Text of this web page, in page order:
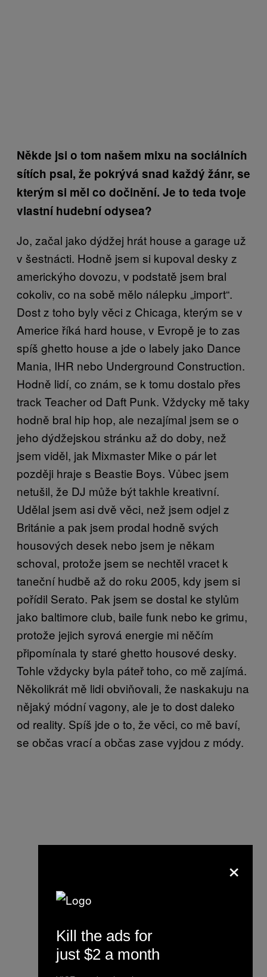
Někde jsi o tom našem mixu na sociálních
sítích psal, že pokrývá snad každý žánr, se
kterým si měl co dočinění. Je to teda tvoje
vlastní hudební odysea?
Jo, začal jako dýdžej hrát house a garage už
v šestnácti. Hodně jsem si kupoval desky z
americkýho dovozu, v podstatě jsem bral
cokoliv, co na sobě mělo nálepku „import“.
Dost z toho byly věci z Chicaga, kterým se v
Americe říká hard house, v Evropě je to zas
spíš ghetto house a jde o labely jako Dance
Mania, IHR nebo Underground Construction.
Hodně lidí, co znám, se k tomu dostalo přes
track Teacher od Daft Punk. Vždycky mě taky
hodně bral hip hop, ale nezajímal jsem se o
jeho dýdžejskou stránku až do doby, než
jsem viděl, jak Mixmaster Mike o pár let
později hraje s Beastie Boys. Vůbec jsem
netušil, že DJ může být takhle kreativní.
Udělal jsem asi dvě věci, než jsem odjel z
Británie a pak jsem prodal hodně svých
housových desek nebo jsem je někam
schoval, protože jsem se nechtěl vracet k
taneční hudbě až do roku 2005, kdy jsem si
pořídil Serato. Pak jsem se dostal ke stylům
jako baltimore club, baile funk nebo ke grimu,
protože jejich syrová energie mi něčím
připomínala ty staré ghetto housové desky.
Tohle vždycky byla páteř toho, co mě zajímá.
Několikrát mě lidi obviňovali, že naskakuju na
nějaký módní vagony, ale je to dost daleko
od reality. Spíš jde o to, že věci, co mě baví,
se občas vrací a občas zase vyjdou z módy.
×
Kill the ads for
just $2 a month